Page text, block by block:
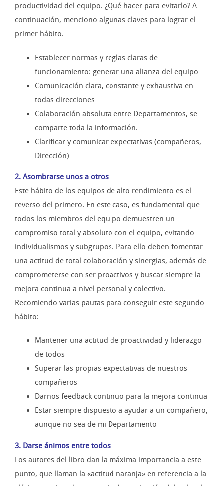
productividad del equipo. ¿Qué hacer para evitarlo? A
continuación, menciono algunas claves para lograr el
primer hábito.
Establecer normas y reglas claras de
funcionamiento: generar una alianza del equipo
Comunicación clara, constante y exhaustiva en
todas direcciones
Colaboración absoluta entre Departamentos, se
comparte toda la información.
Clarificar y comunicar expectativas (compañeros,
Dirección)
2. Asombrarse unos a otros
Este hábito de los equipos de alto rendimiento es el
reverso del primero. En este caso, es fundamental que
todos los miembros del equipo demuestren un
compromiso total y absoluto con el equipo, evitando
individualismos y subgrupos. Para ello deben fomentar
una actitud de total colaboración y sinergias, además de
comprometerse con ser proactivos y buscar siempre la
mejora continua a nivel personal y colectivo.
Recomiendo varias pautas para conseguir este segundo
hábito:
Mantener una actitud de proactividad y liderazgo
de todos
Superar las propias expectativas de nuestros
compañeros
Darnos feedback continuo para la mejora continua
Estar siempre dispuesto a ayudar a un compañero,
aunque no sea de mi Departamento
3. Darse ánimos entre todos
Los autores del libro dan la máxima importancia a este
punto, que llaman la «actitud naranja» en referencia a la